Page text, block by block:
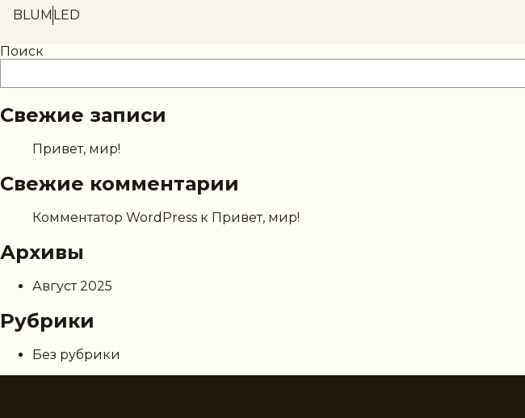
BLUM LED
Поиск
Свежие записи
Привет, мир!
Свежие комментарии
Комментатор WordPress к Привет, мир!
Архивы
Август 2025
Рубрики
Без рубрики